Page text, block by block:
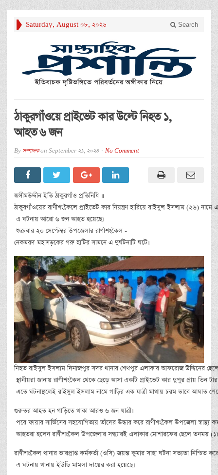
Saturday, August 08, 2026 Search
ঠাকুরগাঁওয়ে প্রাইভেট কার উল্টে নিহত ১,
আহত ৬ জন
By সম্পাদকon September 21, 2024 No Comment
জসীমউদ্দীন ইতি ঠাকুরগাঁও প্রতিনিধি ॥
ঠাকুরগাঁওয়ের রাণীশংকৈলে প্রাইভেট কার নিয়ন্ত্রণ হারিয়ে রাইসুল ইসলাম (২৬)
এ ঘটনায় আরো ৬ জন আহত হয়েছে।
শুক্রবার ২০ সেপ্টেম্বর উপজেলার রাণীশংকৈল -
নেকমরদ মহাসড়কের গরু হাটির সামনে এ দুর্ঘটনাটি ঘটে।
নিহত রাইসুল ইসলাম দিনাজপুর সদর থানার শেখপুর এলাকার আফরোজ উদ্দিনের
স্থানীয়রা জানায় রাণীশংকৈল থেকে ছেড়ে আসা একটি প্রাইভেট কার দুপুর প্রায় তিন
এতে ঘটনাস্থলেই রাইসুল ইসলাম নামে গাড়ির এক যাত্রী মাথায় চরম ভাবে আঘাত
গুরুতর আহত হন গাড়িতে থাকা আরও ৬ জন যাত্রী।
পরে ফায়ার সার্ভিসের সহযোগিতায় তাঁদের উদ্ধার করে রাণীশংকৈল উপজেলা স্বাস্থ্য
আহতরা হলেন রাণীশংকৈল উপজেলার সন্ধ্যারই এলাকার মোশারফের ছেলে তনময়
রাণীশংকৈল থানার ভারপ্রাপ্ত কর্মকর্তা (ওসি) জয়ন্ত কুমার সাহা ঘটনা সত্যতা
এ ঘটনায় থানায় ইউডি মামলা দায়ের করা হয়েছে।